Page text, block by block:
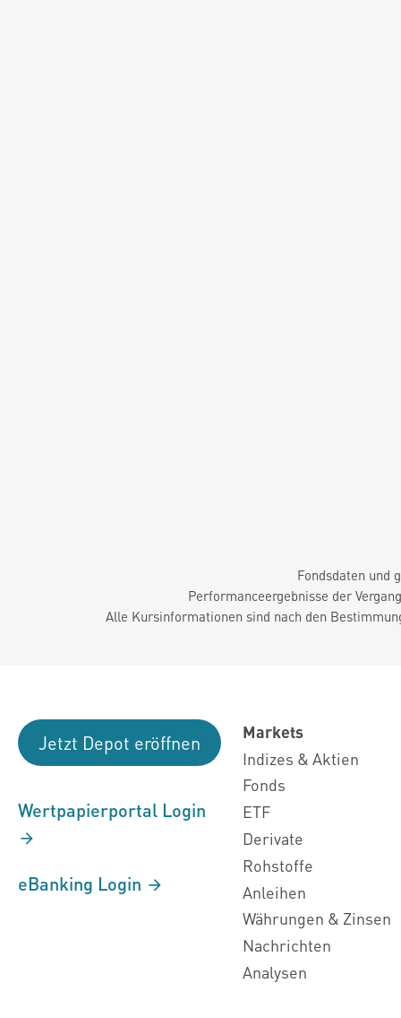
Fondsdaten und
Performanceergebnisse der
Alle Kursinformationen sind nach den
Jetzt Depot eröffnen
Wertpapierportal Login
eBanking Login
Markets
Indizes & Aktien
Fonds
ETF
Derivate
Rohstoffe
Anleihen
Währungen & Zinsen
Nachrichten
Analysen